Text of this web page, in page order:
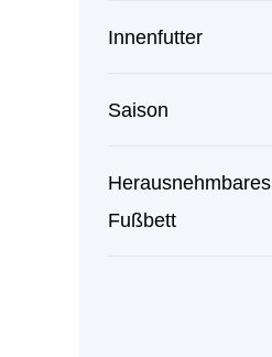
Innenfutter
Saison
Herausnehmbares
Fußbett